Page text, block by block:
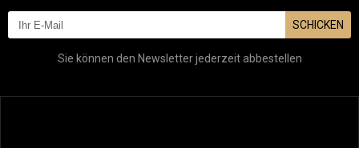
SCHICKEN
Sie können den Newsletter jederzeit abbestellen